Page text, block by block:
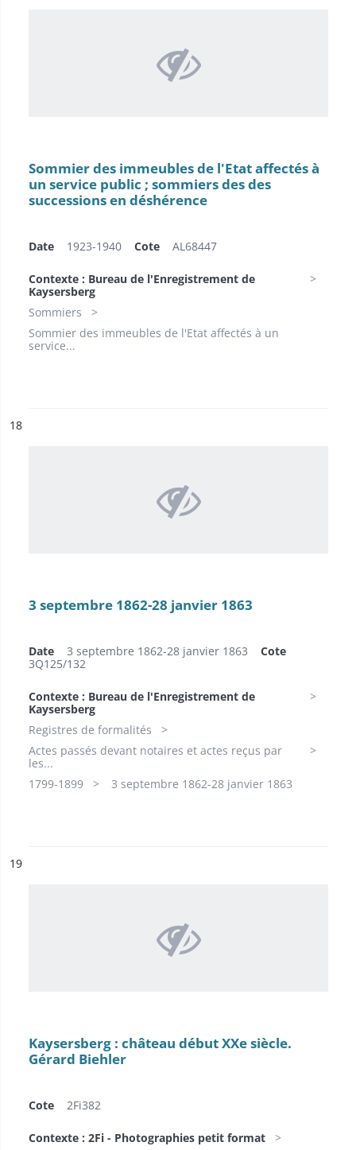
Sommier des immeubles de l'Etat affectés à
un service public ; sommiers des des
successions en déshérence
Date 1923-1940 Cote AL68447
Contexte : Bureau de l'Enregistrement de
Kaysersberg
Sommiers
Sommier des immeubles de l'Etat affectés à un
service...
n°
18
3 septembre 1862-28 janvier 1863
Date 3 septembre 1862-28 janvier 1863 Cote
3Q125/132
Contexte : Bureau de l'Enregistrement de
Kaysersberg
Registres de formalités
Actes passés devant notaires et actes reçus par
les...
1799-1899​
3 septembre 1862-28 janvier 1863
n°
19
Kaysersberg : château début XXe siècle.
Gérard Biehler
Cote 2Fi382
Contexte : 2Fi - Photographies petit format